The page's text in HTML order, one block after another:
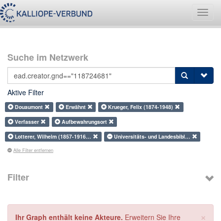
Suche im Netzwerk
Aktive Filter
Douaumont Erwähnt
Krueger, Felix (1874-1948)
Verfasser
Aufbewahrungsort
Lotterer, Wilhelm (1857-1916…
Universitäts- und Landesbibl…
Alle Filter entfernen
Filter
×
Ihr Graph enthält keine Akteure. Erweitern Sie Ihre